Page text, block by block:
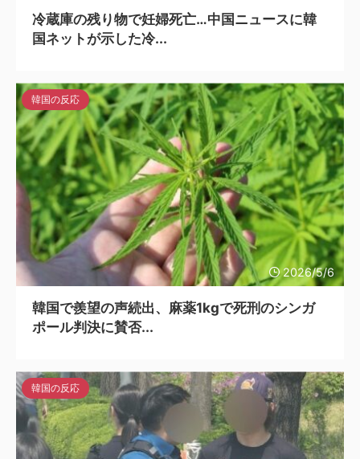
冷蔵庫の残り物で妊婦死亡…中国ニュースに韓
国ネットが示した冷...
2026/5/6
韓国の反応
韓国で羨望の声続出、麻薬1kgで死刑のシンガ
ポール判決に賛否...
韓国の反応